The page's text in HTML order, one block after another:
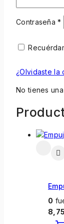
Contraseña*
¿Olvidaste la
No tienes
0
8,75